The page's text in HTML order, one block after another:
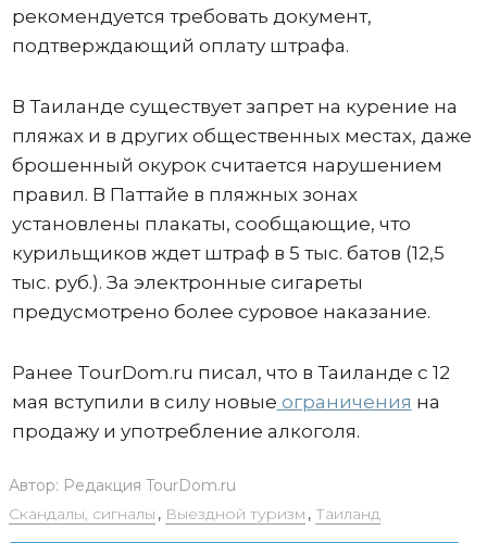
рекомендуется требовать документ,
подтверждающий оплату штрафа.
В Таиланде существует запрет на курение на
пляжах и в других общественных местах, даже
брошенный окурок считается нарушением
правил. В Паттайе в пляжных зонах
установлены плакаты, сообщающие, что
курильщиков ждет штраф в 5 тыс. батов (12,5
тыс. руб.). За электронные сигареты
предусмотрено более суровое наказание.
Ранее TourDom.ru писал, что в Таиланде с 12
мая вступили в силу новые ограничения на
продажу и употребление алкоголя.
Автор: Редакция TourDom.ru
Скандалы, сигналы , Выездной туризм , Таиланд